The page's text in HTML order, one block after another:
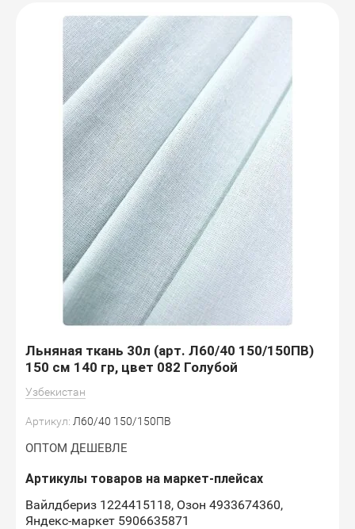
Льняная ткань 30л (арт. Л60/40 150/150ПВ)
150 см 140 гр, цвет 082 Голубой
Узбекистан
Артикул: Л60/40 150/150ПВ
ОПТОМ ДЕШЕВЛЕ
Артикулы товаров на маркет-плейсах
Вайлдбериз 1224415118, Озон 4933674360,
Яндекс-маркет 5906635871